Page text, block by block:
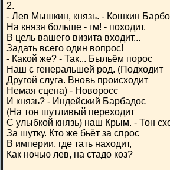
2.
- Лев Мышкин, князь. - Кошкин
На князя больше - гм! - походит.
В цель вашего визита входит...
Задать всего один вопрос!
- Какой же? - Так... Быльём порос
Наш с генеральшей род. (Подходит
Другой слуга. Вновь происходит
Немая сцена) - Новоросс
И князь? - Индейский Барбадос
(На тон шутливый переходит
С улыбкой князь) наш Крым. - Тон
За шутку. Кто же бьёт за спрос
В империи, где тать находит,
Как ночью лев, на стадо коз?